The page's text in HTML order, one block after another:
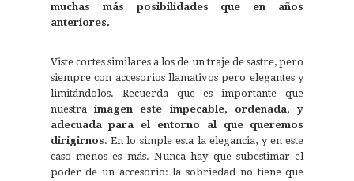
muchas más posibilidades que en años
anteriores.
Viste cortes similares a los de un traje de sastre, pero
siempre con accesorios llamativos pero elegantes y
limitándolos. Recuerda que es importante que
nuestraimagen este impecable, ordenada, y
adecuada para el entorno al que queremos
dirigirnos. En lo simple esta la elegancia, y en este
caso menos es más. Nunca hay que subestimar el
poder de un accesorio: la sobriedad no tiene que